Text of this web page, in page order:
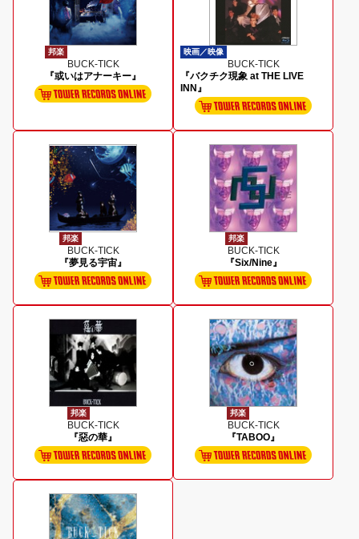
邦楽
BUCK-TICK
『或いはアナーキー』
映画／映像
BUCK-TICK
『バクチク現象 at THE LIVE
INN』
邦楽
BUCK-TICK
『夢見る宇宙』
邦楽
BUCK-TICK
『Six/Nine』
邦楽
BUCK-TICK
『惡の華』
邦楽
BUCK-TICK
『TABOO』